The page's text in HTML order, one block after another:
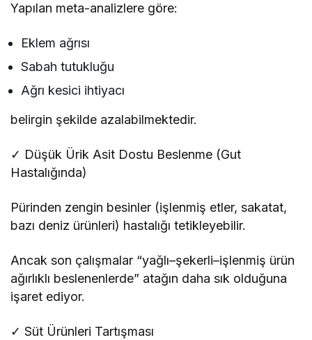
Yapılan meta-analizlere göre:
Eklem ağrısı
Sabah tutukluğu
Ağrı kesici ihtiyacı
belirgin şekilde azalabilmektedir.
✓ Düşük Ürik Asit Dostu Beslenme (Gut
Hastalığında)
Pürinden zengin besinler (işlenmiş etler, sakatat,
bazı deniz ürünleri) hastalığı tetikleyebilir.
Ancak son çalışmalar “yağlı–şekerli–işlenmiş ürün
ağırlıklı beslenenlerde” atağın daha sık olduğuna
işaret ediyor.
✓ Süt Ürünleri Tartışması